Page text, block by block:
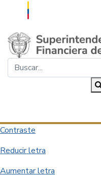
Saltar al contenido principal
Contraste
Reducir letra
Aumentar letra